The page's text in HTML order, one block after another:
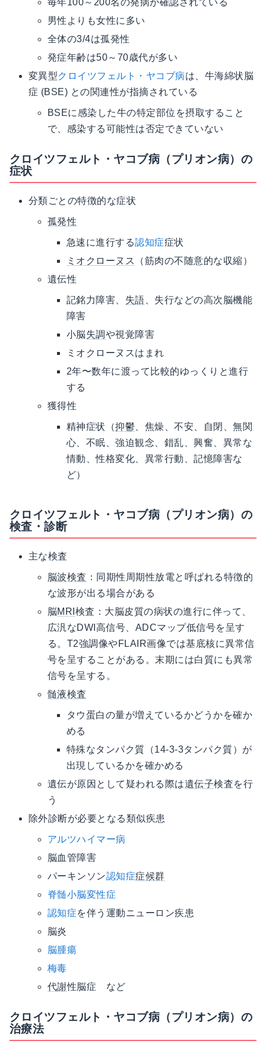
毎年100～200名の発病が確認されている
男性よりも女性に多い
全体の3/4は孤発性
発症年齢は50～70歳代が多い
変異型クロイツフェルト・ヤコブ病は、牛海綿状脳
症 (BSE) との関連性が指摘されている
BSEに感染した牛の特定部位を摂取すること
で、感染する可能性は否定できていない
クロイツフェルト・ヤコブ病（プリオン病）の
症状
分類ごとの特徴的な症状
孤発性
急速に進行する認知症症状
ミオクローヌス
（筋肉の不随意的な収縮）
遺伝性
記銘力障害、 失語、失行などの高次脳機能
障害
小脳失調や視覚障害
ミオクローヌスはまれ
2年〜数年に渡って比較的ゆっくりと進行
する
獲得性
精神症状（抑鬱、焦燥、不安、自閉、無関
心、不眠、強迫観念、錯乱、興奮、異常な
情動、性格変化、異常行動、記憶障害な
ど）
クロイツフェルト・ヤコブ病（プリオン病）の
検査・診断
主な検査
脳波検査 ：同期性周期性放電と呼ばれる特徴的
な波形が出る場合がある
脳MRI 検査：大脳皮質の病状の進行に伴って、
広汎なDWI高信号、ADCマップ低信号を呈す
る。T2強調像やFLAIR画像では基底核に異常信
号を呈することがある。末期には白質にも異常
信号を呈する。
髄液検査
タウ蛋白の量が増えているかどうかを確か
める
特殊なタンパク質（14-3-3タンパク質）が
出現しているかを確かめる
遺伝が原因として疑われる際は遺伝子検査を行
う
除外診断が必要となる類似疾患
アルツハイマー病
脳血管障害
パーキンソン認知症症候群
脊髄小脳変性症
認知症を伴う運動ニューロン疾患
脳炎
脳腫瘍
梅毒
代謝性脳症 など
クロイツフェルト・ヤコブ病（プリオン病）の
治療法